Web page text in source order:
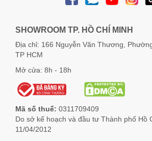
SHOWROOM TP. HỒ CHÍ MINH
Địa chỉ: 166 Nguyễn Văn Thương,
TP HCM
Mở cửa: 8h - 18h
Mã số thuế: 0311709409
Do sở kế hoạch và đầu tư Thành phố Hồ
11/04/2012